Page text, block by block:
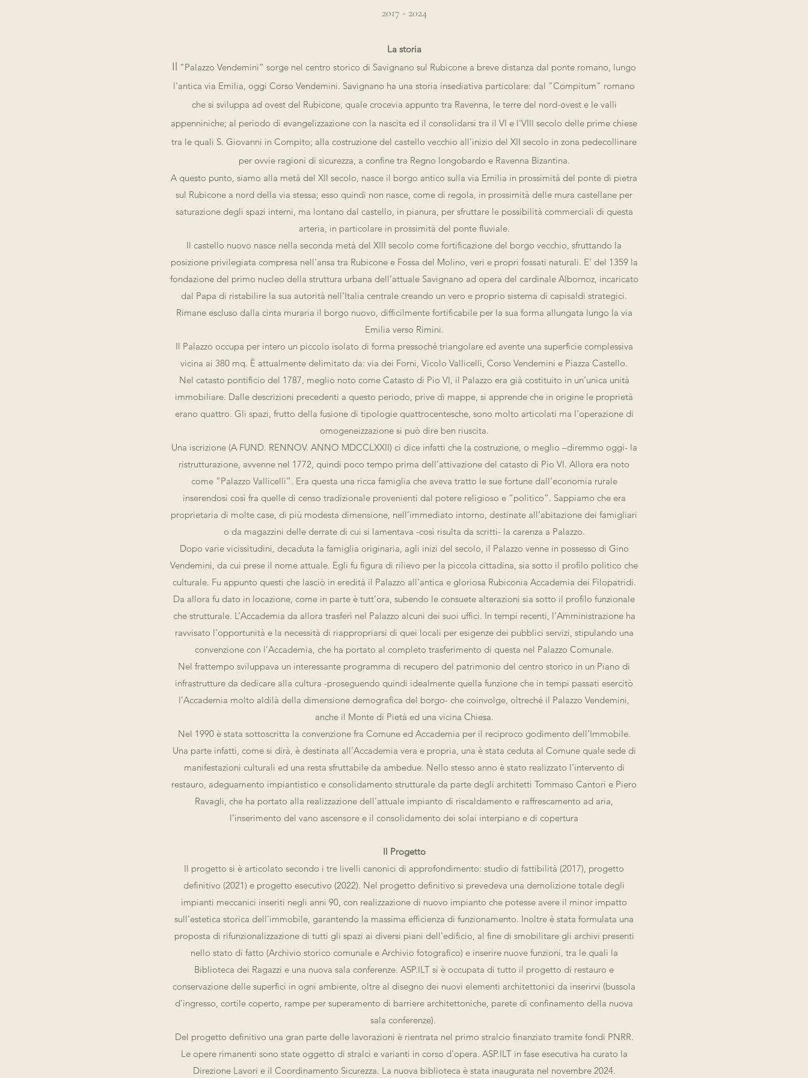
2017 - 2024
La storia
Il “Palazzo Vendemini” sorge nel centro storico di Savignano sul Rubicone a breve distanza dal ponte romano, lungo
l'antica via Emilia, oggi Corso Vendemini. Savignano ha una storia insediativa particolare: dal "Compitum" romano
che si sviluppa ad ovest del Rubicone, quale crocevia appunto tra Ravenna, le terre del nord-ovest e le valli
appenniniche; al periodo di evangelizzazione con la nascita ed il consolidarsi tra il VI e l'VIII secolo delle prime chiese
tra le quali S. Giovanni in Compito; alla costruzione del castello vecchio all'inizio del XII secolo in zona pedecollinare
per ovvie ragioni di sicurezza, a confine tra Regno longobardo e Ravenna Bizantina.
A questo punto, siamo alla metà del XII secolo, nasce il borgo antico sulla via Emilia in prossimità del ponte di pietra
sul Rubicone a nord della via stessa; esso quindi non nasce, come di regola, in prossimità delle mura castellane per
saturazione degli spazi interni, ma lontano dal castello, in pianura, per sfruttare le possibilità commerciali di questa
arteria, in particolare in prossimità del ponte fluviale.
Il castello nuovo nasce nella seconda metà del XIII secolo come fortificazione del borgo vecchio, sfruttando la
posizione privilegiata compresa nell'ansa tra Rubicone e Fossa del Molino, veri e propri fossati naturali. E’ del 1359 la
fondazione del primo nucleo della struttura urbana dell’attuale Savignano ad opera del cardinale Albornoz, incaricato
dal Papa di ristabilire la sua autorità nell’Italia centrale creando un vero e proprio sistema di capisaldi strategici.
Rimane escluso dalla cinta muraria il borgo nuovo, difficilmente fortificabile per la sua forma allungata lungo la via
Emilia verso Rimini.
Il Palazzo occupa per intero un piccolo isolato di forma pressoché triangolare ed avente una superficie complessiva
vicina ai 380 mq. È attualmente delimitato da: via dei Forni, Vicolo Vallicelli, Corso Vendemini e Piazza Castello.
Nel catasto pontificio del 1787, meglio noto come Catasto di Pio VI, il Palazzo era già costituito in un’unica unità
immobiliare. Dalle descrizioni precedenti a questo periodo, prive di mappe, si apprende che in origine le proprietà
erano quattro. Gli spazi, frutto della fusione di tipologie quattrocentesche, sono molto articolati ma l'operazione di
omogeneizzazione si può dire ben riuscita.
Una iscrizione (A FUND. RENNOV. ANNO MDCCLXXII) ci dice infatti che la costruzione, o meglio –diremmo oggi- la
ristrutturazione, avvenne nel 1772, quindi poco tempo prima dell’attivazione del catasto di Pio VI. Allora era noto
come “Palazzo Vallicelli”. Era questa una ricca famiglia che aveva tratto le sue fortune dall’economia rurale
inserendosi così fra quelle di censo tradizionale provenienti dal potere religioso e “politico”. Sappiamo che era
proprietaria di molte case, di più modesta dimensione, nell’immediato intorno, destinate all’abitazione dei famigliari
o da magazzini delle derrate di cui si lamentava -così risulta da scritti- la carenza a Palazzo.
Dopo varie vicissitudini, decaduta la famiglia originaria, agli inizi del secolo, il Palazzo venne in possesso di Gino
Vendemini, da cui prese il nome attuale. Egli fu figura di rilievo per la piccola cittadina, sia sotto il profilo politico che
culturale. Fu appunto questi che lasciò in eredità il Palazzo all’antica e gloriosa Rubiconia Accademia dei Filopatridi.
Da allora fu dato in locazione, come in parte è tutt’ora, subendo le consuete alterazioni sia sotto il profilo funzionale
che strutturale. L’Accademia da allora trasferì nel Palazzo alcuni dei suoi uffici. In tempi recenti, l’Amministrazione ha
ravvisato l’opportunità e la necessità di riappropriarsi di quei locali per esigenze dei pubblici servizi, stipulando una
convenzione con l’Accademia, che ha portato al completo trasferimento di questa nel Palazzo Comunale.
Nel frattempo sviluppava un interessante programma di recupero del patrimonio del centro storico in un Piano di
infrastrutture da dedicare alla cultura -proseguendo quindi idealmente quella funzione che in tempi passati esercitò
l’Accademia molto aldilà della dimensione demografica del borgo- che coinvolge, oltreché il Palazzo Vendemini,
anche il Monte di Pietà ed una vicina Chiesa.
Nel 1990 è stata sottoscritta la convenzione fra Comune ed Accademia per il reciproco godimento dell’Immobile.
Una parte infatti, come si dirà, è destinata all’Accademia vera e propria, una è stata ceduta al Comune quale sede di
manifestazioni culturali ed una resta sfruttabile da ambedue. Nello stesso anno è stato realizzato l’intervento di
restauro, adeguamento impiantistico e consolidamento strutturale da parte degli architetti Tommaso Cantori e Piero
Ravagli, che ha portato alla realizzazione dell’attuale impianto di riscaldamento e raffrescamento ad aria,
l’inserimento del vano ascensore e il consolidamento dei solai interpiano e di copertura
Il Progetto
Il progetto si è articolato secondo i tre livelli canonici di approfondimento: studio di fattibilità (2017), progetto
definitivo (2021) e progetto esecutivo (2022). Nel progetto definitivo si prevedeva una demolizione totale degli
impianti meccanici inseriti negli anni 90, con realizzazione di nuovo impianto che potesse avere il minor impatto
sull'estetica storica dell'immobile, garantendo la massima efficienza di funzionamento. Inoltre è stata formulata una
proposta di rifunzionalizzazione di tutti gli spazi ai diversi piani dell'edificio, al fine di smobilitare gli archivi presenti
nello stato di fatto (Archivio storico comunale e Archivio fotografico) e inserire nuove funzioni, tra le quali la
Biblioteca dei Ragazzi e una nuova sala conferenze. ASP.ILT si è occupata di tutto il progetto di restauro e
conservazione delle superfici in ogni ambiente, oltre al disegno dei nuovi elementi architettonici da inserirvi (bussola
d'ingresso, cortile coperto, rampe per superamento di barriere architettoniche, parete di confinamento della nuova
sala conferenze).
Del progetto definitivo una gran parte delle lavorazioni è rientrata nel primo stralcio finanziato tramite fondi PNRR.
Le opere rimanenti sono state oggetto di stralci e varianti in corso d'opera. ASP.ILT in fase esecutiva ha curato la
Direzione Lavori e il Coordinamento Sicurezza. La nuova biblioteca è stata inaugurata nel novembre 2024.